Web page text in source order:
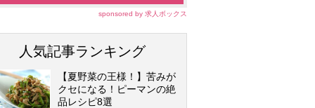
る乗務員目線の会社！お気軽にお問い
sponsored by 求人ボックス
人気記事ランキング
【夏野菜の王様！】苦みが
クセになる！ピーマンの絶
品レシピ8選